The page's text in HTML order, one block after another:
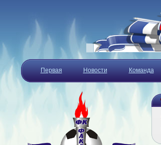
Первая Новости Команда